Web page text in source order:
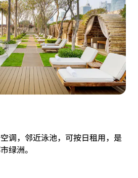
调，邻近泳池，可按日租用，是
绿洲。